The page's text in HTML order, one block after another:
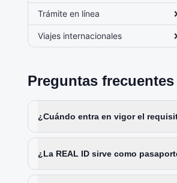
Trámite en línea
Viajes internacionales
Preguntas frecuentes
¿Cuándo entra en vigor el
¿La REAL ID sirve como